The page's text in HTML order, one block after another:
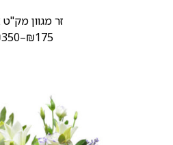
זר מגוון מק"ט 102
₪175
–
350